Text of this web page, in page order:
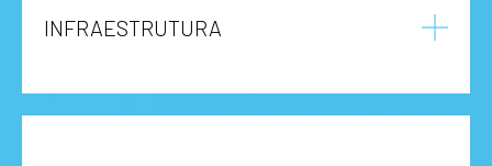
INFRAESTRUTURA